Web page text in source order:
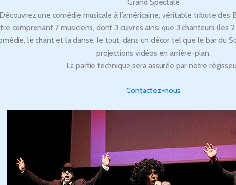
Grand Spectale
Découvrez une comédie musicale à l’américaine, véritable tribute des
comprenant 7 musiciens, dont 3 cuivres ainsi que 3 chanteurs (les
le chant et la danse, le tout, dans un décor tel que le bar du
projections vidéos en arrière-plan.
La partie technique sera assurée par notre
Contactez-nous